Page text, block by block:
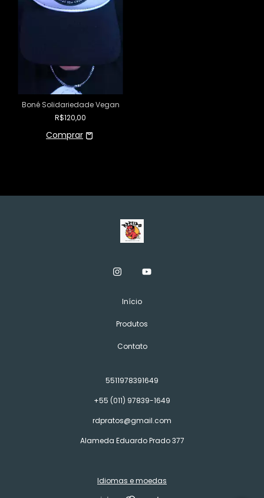
Boné Solidariedade Vegan
R$120,00
Início
Produtos
Contato
5511978391649
+55 (011) 97839-1649
rdpratos@gmail.com
Alameda Eduardo Prado 377
Idiomas e moedas